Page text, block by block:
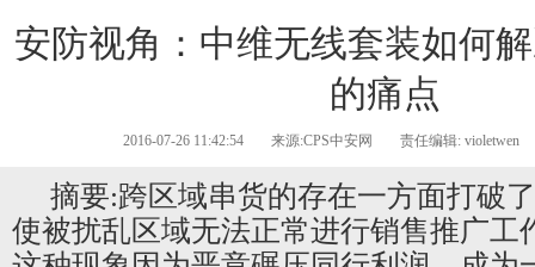
安防视角：中维无线套装如何
的痛点
2016-07-26 11:42:54 来源:CPS中安网 责任编辑: violetwen
摘要:跨区域串货的存在一方面打破
使被扰乱区域无法正常进行销售推广工